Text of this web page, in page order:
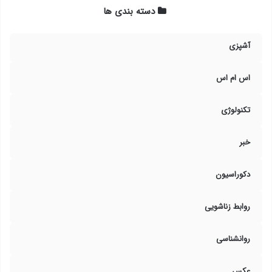
دسته بندی ها
آشپزی
اس ام اس
تکنولوژی
خبر
دکوراسیون
روابط زناشویی
روانشناسی